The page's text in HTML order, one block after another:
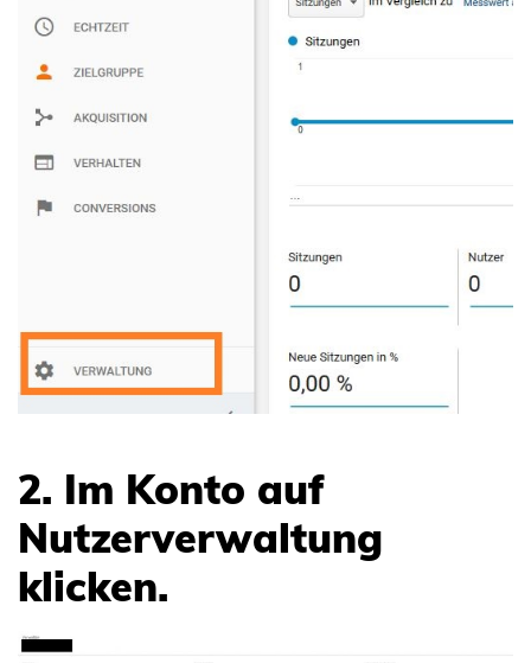
2. Im Konto auf
Nutzerverwaltung
klicken.